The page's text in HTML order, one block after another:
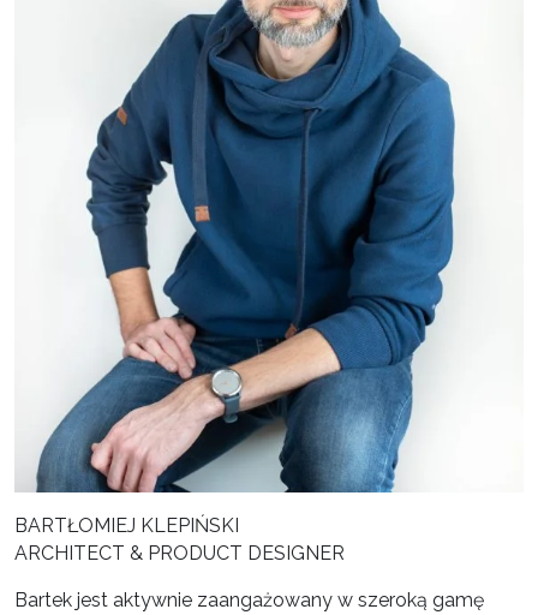
BARTŁOMIEJ KLEPIŃSKI
ARCHITECT & PRODUCT DESIGNER
Bartek jest aktywnie zaangażowany w szeroką gamę